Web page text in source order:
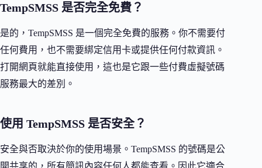
TempSMSS 是否完全免費？
是的，TempSMSS 是一個完全免費的服務。你不需要付
任何費用，也不需要綁定信用卡或提供任何付款資訊。
打開網頁就能直接使用，這也是它跟一些付費虛擬號碼
服務最大的差別。
使用 TempSMSS 是否安全？
安全與否取決於你的使用場景。TempSMSS 的號碼是公
開共享的，所有簡訊內容任何人都能查看。因此它適合